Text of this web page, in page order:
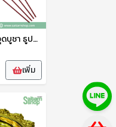
ธูปหอมไหว้พระ ธูปจุดบูชา ธูปจุดไหว้พระ ธูปหอม ธูปหอมไทย ควันน้อย จุดติดง่าย
เพิ่ม